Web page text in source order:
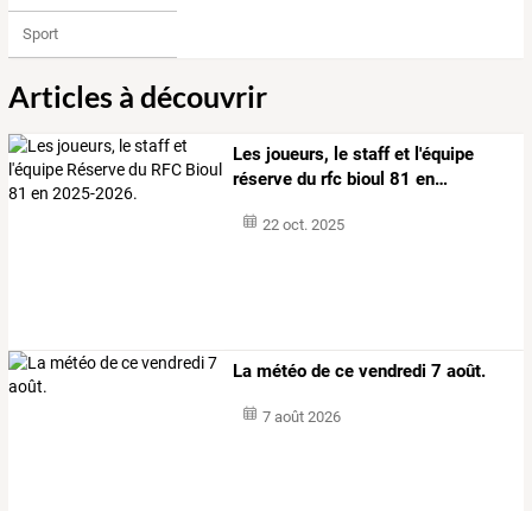
Sport
Articles à découvrir
Les joueurs, le staffet l'équipe
réserve du rfc bioul 81 en…
22 oct. 2025
La météo de ce vendredi 7 août.
7 août 2026